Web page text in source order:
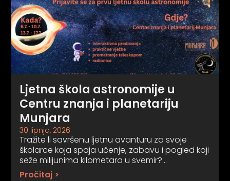
Ljetna škola astronomije u
Centru znanja i planetariju
Munjara
30 lipnja, 2026
Tražite li savršenu ljetnu avanturu za svoje
školarce koja spaja učenje, zabavu i pogled koji
seže milijunima kilometara u svemir?…
Pročitaj >